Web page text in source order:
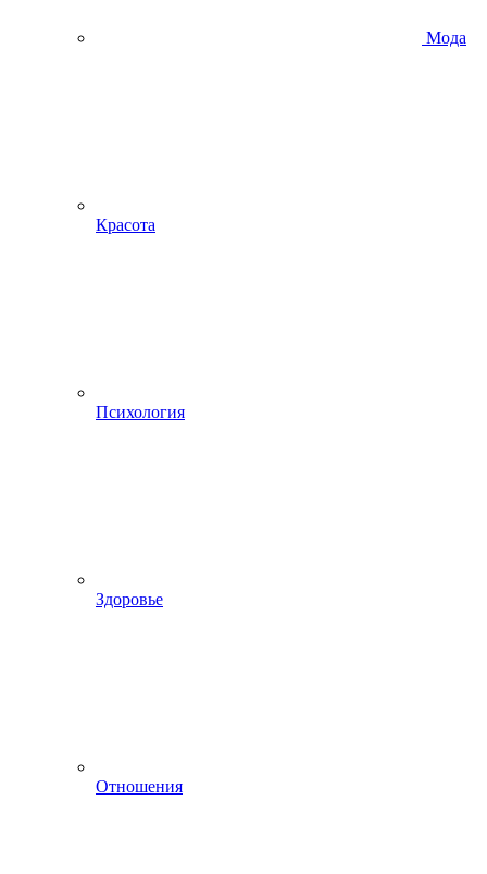
Мода
Красота
Психология
Здоровье
Отношения